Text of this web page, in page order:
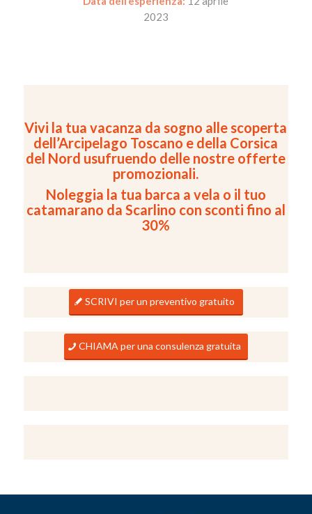
2023
Vivi la tua vacanza da sogno alle scoperta
dell’Arcipelago Toscano e della Corsica
del Nord usufruendo delle nostre offerte
promozionali.
Noleggia la tua barca a vela o il tuo
catamarano da Scarlino con sconti fino al
30%
SCRIVI per un preventivo gratuito
CHIAMA per una consulenza gratuita